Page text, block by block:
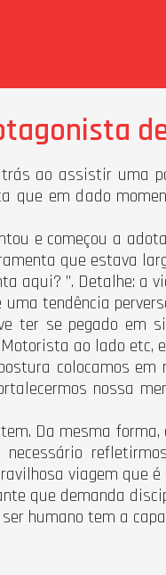
ao assistir uma
que em dado
e começou a
que estava
aqui? ”. Detalhe: a
uma tendência
ter se pegado em
ao lado etc,
colocamos
nossa
Da mesma
viagem que
que demanda
humano tem a